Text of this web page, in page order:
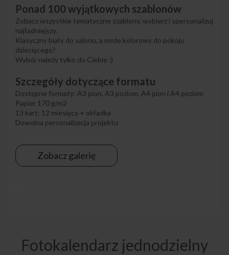
Ponad 100 wyjątkowych szablonów
Zobacz wszystkie tematyczne szablony, wybierz i spersonalizuj
najładniejszy.
Klasyczny biały do salonu, a może kolorowy do pokoju
dziecięcego?
Wybór należy tylko do Ciebie :)
Szczegóły dotyczące formatu
Dostępne formaty: A3 pion, A3 poziom, A4 pion i A4 poziom
Papier 170 g/m2
13 kart: 12 miesięcy + okładka
Dowolna personalizacja projektu
Zobacz galerię
Fotokalendarz jednodzielny